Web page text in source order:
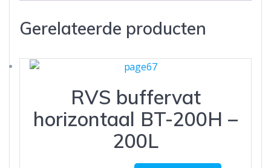
Gerelateerde producten
RVS buffervat
horizontaal BT-200H –
200L